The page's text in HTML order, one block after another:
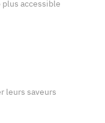
plus accessible
leurs saveurs